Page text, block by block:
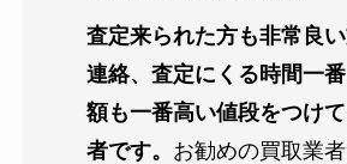
査定来られた方も非常良
連絡、査定にくる時間一
額も一番高い値段をつけ
者です。 お勧めの買取業者